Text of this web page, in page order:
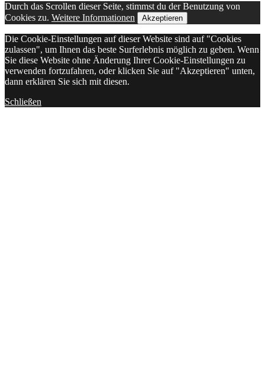
Durch das Scrollen dieser Seite, stimmst du der Benutzung von
Cookies zu. Weitere Informationen Akzeptieren
Die Cookie-Einstellungen auf dieser Website sind auf "Cookies
zulassen", um Ihnen das beste Surferlebnis möglich zu geben. Wenn
Sie diese Website ohne Änderung Ihrer Cookie-Einstellungen zu
verwenden fortzufahren, oder klicken Sie auf "Akzeptieren" unten,
dann erklären Sie sich mit diesen.
Schließen